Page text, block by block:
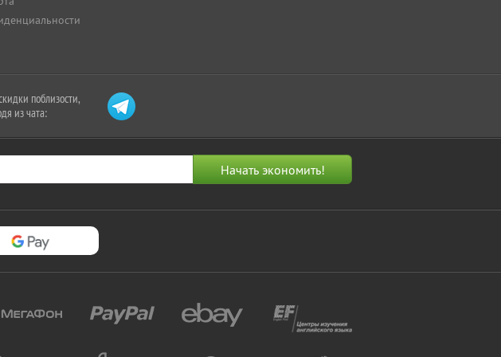
поблизости,
из чата: